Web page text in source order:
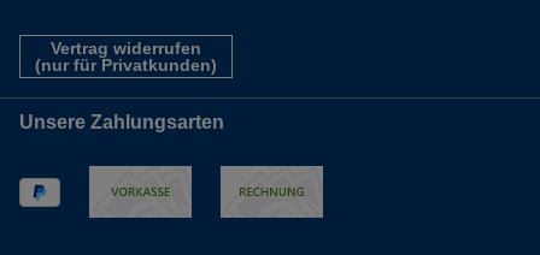
Vertrag widerrufen
(nur für Privatkunden)
Unsere Zahlungsarten